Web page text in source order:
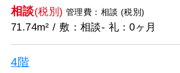
相談(税別) 管理費：相談 (税別)
71.74m² / 敷：相談- 礼：0ヶ月
4階